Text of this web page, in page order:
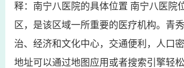
释：南宁八医院的具体位置 南宁八医院
区，是该区域一所重要的医疗机构。青
治、经济和文化中心，交通便利，人口
地址可以通过地图应用或者搜索引擎轻松